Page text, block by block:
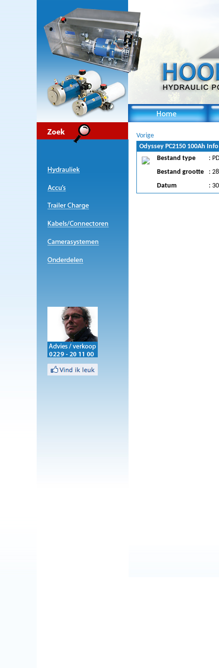
Vorige
Odyssey PC2150 100Ah Info
Bestand type
:
Bestand grootte
:
Datum
: